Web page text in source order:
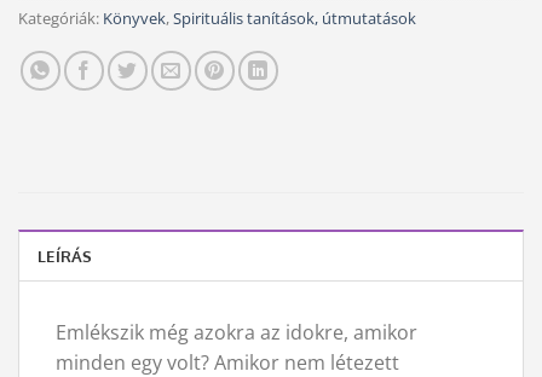
Kategóriák: Könyvek,Spirituális tanítások, útmutatások
LEÍRÁS
Emlékszik még azokra az idokre, amikor
minden egy volt? Amikor nem létezett